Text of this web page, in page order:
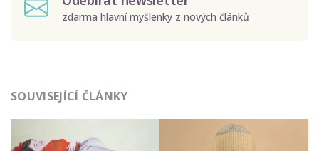
zdarma hlavní myšlenky z nových článků
SOUVISEJÍCÍ ČLÁNKY